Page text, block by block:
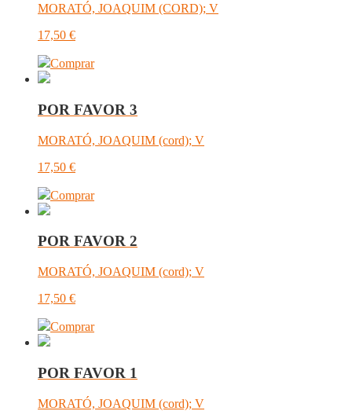
MORATÓ, JOAQUIM (CORD); V
17,50 €
Comprar
POR FAVOR 3
MORATÓ, JOAQUIM (cord); V
17,50 €
Comprar
POR FAVOR 2
MORATÓ, JOAQUIM (cord); V
17,50 €
Comprar
POR FAVOR 1
MORATÓ, JOAQUIM (cord); V